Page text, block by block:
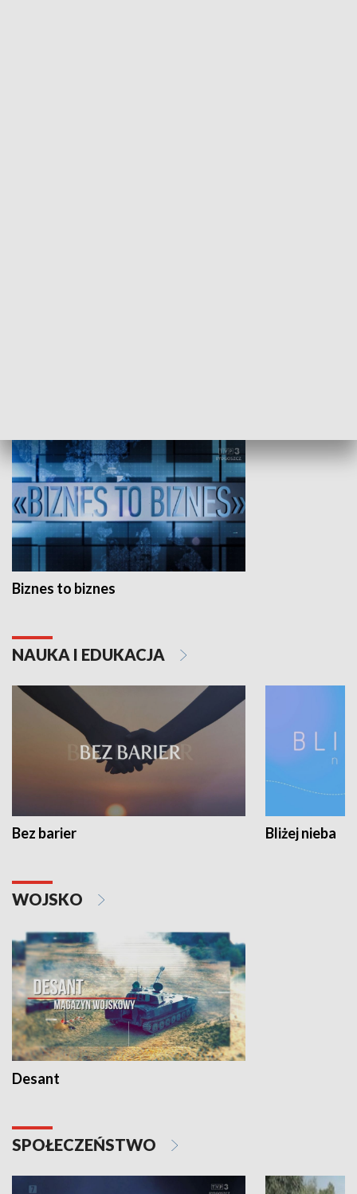
Biznes to biznes
NAUKA I EDUKACJA
Bez barier Bliżej nieba
WOJSKO
Desant
SPOŁECZEŃSTWO